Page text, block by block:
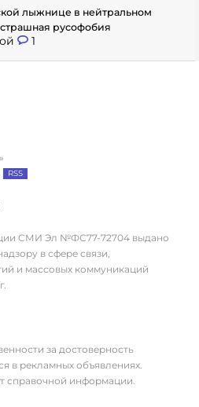
лыжнице в нейтральном
русофобия
1
RSS
СМИ Эл №ФС77-72704 выдано
в сфере связи,
и массовых коммуникаций
за достоверность
в рекламных объявлениях.
справочной информации.